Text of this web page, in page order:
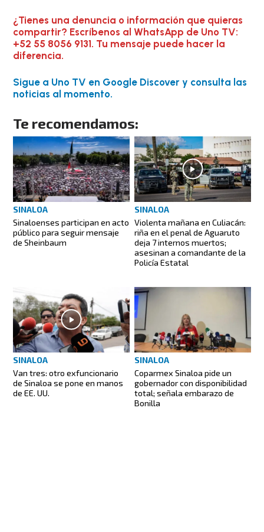
¿Tienes una denuncia o información que quieras
compartir? Escríbenos al WhatsApp de Uno TV:
+52 55 8056 9131. Tu mensaje puede hacer la
diferencia.
Sigue a Uno TV en Google Discover y consulta las
noticias al momento.
Te recomendamos:
SINALOA
Sinaloenses participan en acto
público para seguir mensaje
de Sheinbaum
SINALOA
Violenta mañana en Culiacán:
riña en el penal de Aguaruto
deja 7 internos muertos;
asesinan a comandante de la
Policía Estatal
SINALOA
Van tres: otro exfuncionario
de Sinaloa se pone en manos
de EE. UU.
SINALOA
Coparmex Sinaloa pide un
gobernador con disponibilidad
total; señala embarazo de
Bonilla